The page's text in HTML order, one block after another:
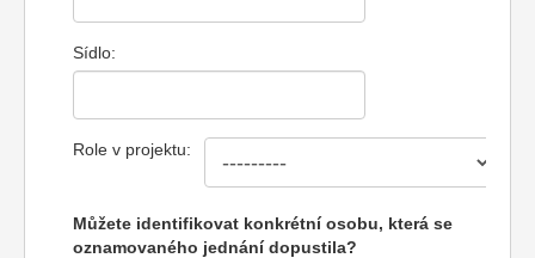
Sídlo:
Role v projektu:
Můžete identifikovat konkrétní osobu, která se
oznamovaného jednání dopustila?